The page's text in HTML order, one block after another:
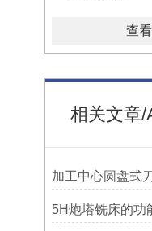
查
相关文章/
5H炮塔铣床的功